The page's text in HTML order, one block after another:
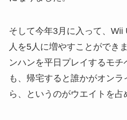
そして今年3月に入って、Wii
人を5人に増やすことができ
ンハンを平日プレイするモ
も、帰宅すると誰かがオン
ら、というのがウエイトを占